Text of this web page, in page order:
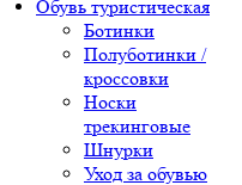
Обувь туристическая
Ботинки
Полуботинки /
кроссовки
Носки
трекинговые
Шнурки
Уход за обувью